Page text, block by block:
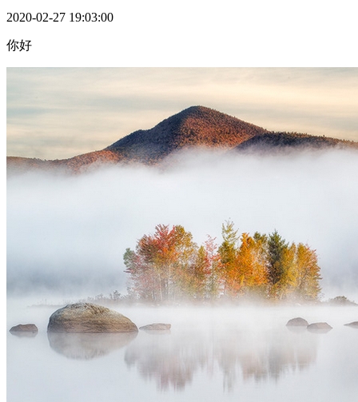
2020-02-27 19:03:00
你好